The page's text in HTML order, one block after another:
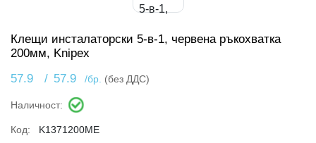
Клещи инсталаторски 5-в-1, червена ръкохватка
200мм, Knipex
57.9
/
57.9 /бр. (без ДДС)
Наличност:
Код:
K1371200ME